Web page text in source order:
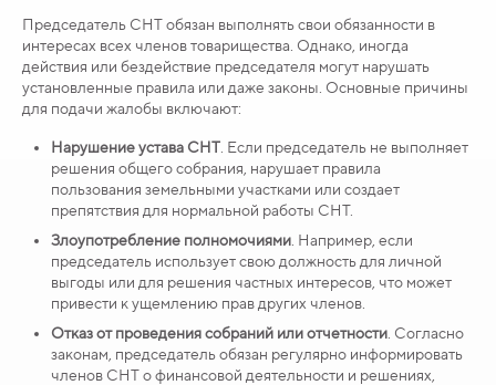
Председатель СНТ обязан выполнять свои обязанности в
интересах всех членов товарищества. Однако, иногда
действия или бездействие председателя могут нарушать
установленные правила или даже законы. Основные причины
для подачи жалобы включают:
Нарушение устава СНТ . Если председатель не выполняет
решения общего собрания, нарушает правила
пользования земельными участками или создает
препятствия для нормальной работы СНТ.
Злоупотребление полномочиями . Например, если
председатель использует свою должность для личной
выгоды или для решения частных интересов, что может
привести к ущемлению прав других членов.
Отказ от проведения собраний или отчетности . Согласно
законам, председатель обязан регулярно информировать
членов СНТ о финансовой деятельности и решениях,